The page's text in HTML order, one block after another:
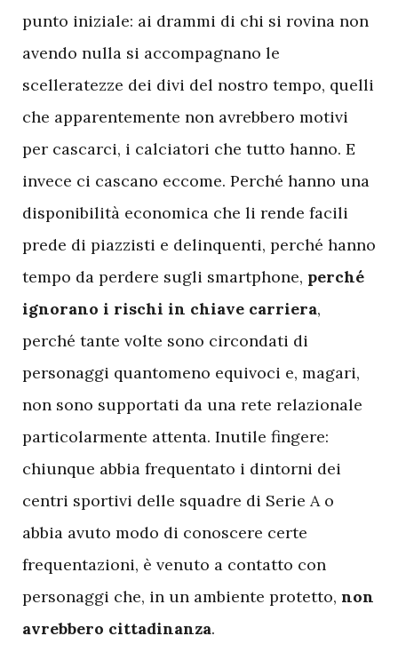
punto iniziale: ai drammi di chi si rovina non
avendo nulla si accompagnano le
scelleratezze dei divi del nostro tempo, quelli
che apparentemente non avrebbero motivi
per cascarci, i calciatori che tutto hanno. E
invece ci cascano eccome. Perché hanno una
disponibilità economica che li rende facili
prede di piazzisti e delinquenti, perché hanno
tempo da perdere sugli smartphone, perché
ignorano i rischi in chiave carriera,
perché tante volte sono circondati di
personaggi quantomeno equivoci e, magari,
non sono supportati da una rete relazionale
particolarmente attenta. Inutile fingere:
chiunque abbia frequentato i dintorni dei
centri sportivi delle squadre di Serie A o
abbia avuto modo di conoscere certe
frequentazioni, è venuto a contatto con
personaggi che, in un ambiente protetto, non
avrebbero cittadinanza.